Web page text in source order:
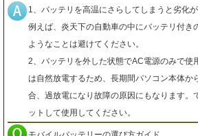
1、バッテリを高温にさらしてしまうと劣化が
例えば、炎天下の自動車の中にバッテリ付き
ようなことは避けてください。
2、バッテリを外した状態でAC電源のみで使
は自然放電するため、長期間パソコン本体か
合、過放電になり故障の原因にもなります。
ットして使用してください。